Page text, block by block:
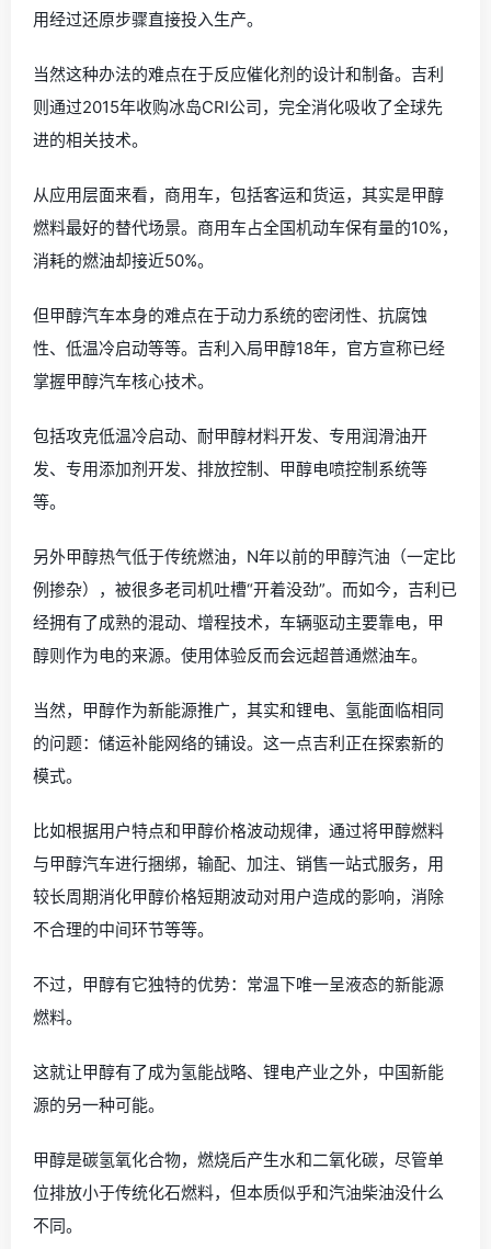
用经过还原步骤直接投入生产。
当然这种办法的难点在于反应催化剂的设计和制备。吉利
则通过2015年收购冰岛CRI公司，完全消化吸收了全球先
进的相关技术。
从应用层面来看，商用车，包括客运和货运，其实是甲醇
燃料最好的替代场景。商用车占全国机动车保有量的10%，
消耗的燃油却接近50%。
但甲醇汽车本身的难点在于动力系统的密闭性、抗腐蚀
性、低温冷启动等等。吉利入局甲醇18年，官方宣称已经
掌握甲醇汽车核心技术。
包括攻克低温冷启动、耐甲醇材料开发、专用润滑油开
发、专用添加剂开发、排放控制、甲醇电喷控制系统等
等。
另外甲醇热气低于传统燃油，N年以前的甲醇汽油（一定比
例掺杂），被很多老司机吐槽“开着没劲”。而如今，吉利已
经拥有了成熟的混动、增程技术，车辆驱动主要靠电，甲
醇则作为电的来源。使用体验反而会远超普通燃油车。
当然，甲醇作为新能源推广，其实和锂电、氢能面临相同
的问题：储运补能网络的铺设。这一点吉利正在探索新的
模式。
比如根据用户特点和甲醇价格波动规律，通过将甲醇燃料
与甲醇汽车进行捆绑，输配、加注、销售一站式服务，用
较长周期消化甲醇价格短期波动对用户造成的影响，消除
不合理的中间环节等等。
不过，甲醇有它独特的优势：常温下唯一呈液态的新能源
燃料。
这就让甲醇有了成为氢能战略、锂电产业之外，中国新能
源的另一种可能。
甲醇是碳氢氧化合物，燃烧后产生水和二氧化碳，尽管单
位排放小于传统化石燃料，但本质似乎和汽油柴油没什么
不同。